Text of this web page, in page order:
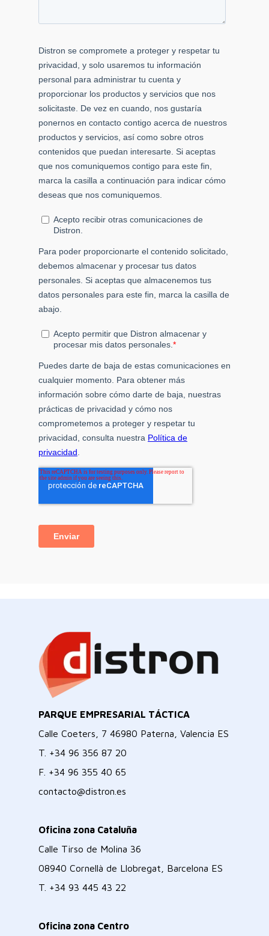
PARQUE EMPRESARIAL TÁCTICA
Calle Coeters, 7 46980 Paterna, Valencia ES
T. +34 96 356 87 20
F. +34 96 355 40 65
contacto@distron.es
Oficina zona Cataluña
Calle Tirso de Molina 36
08940 Cornellà de Llobregat, Barcelona ES
T. +34 93 445 43 22
Oficina zona Centro